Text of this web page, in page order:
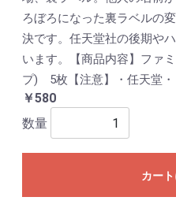
ろぼろになった裏ラベルの
決です。任天堂社の後期や
います。【商品内容】ファ
プ) 5枚【注意】・任天堂・
￥580
数量
カー